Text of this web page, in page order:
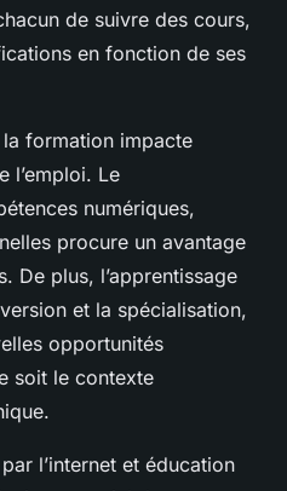
de suivre des cours,
en fonction de ses
formation impacte
l’emploi. Le
numériques,
procure un avantage
De plus, l’apprentissage
et la spécialisation,
opportunités
soit le contexte
l’internet et éducation